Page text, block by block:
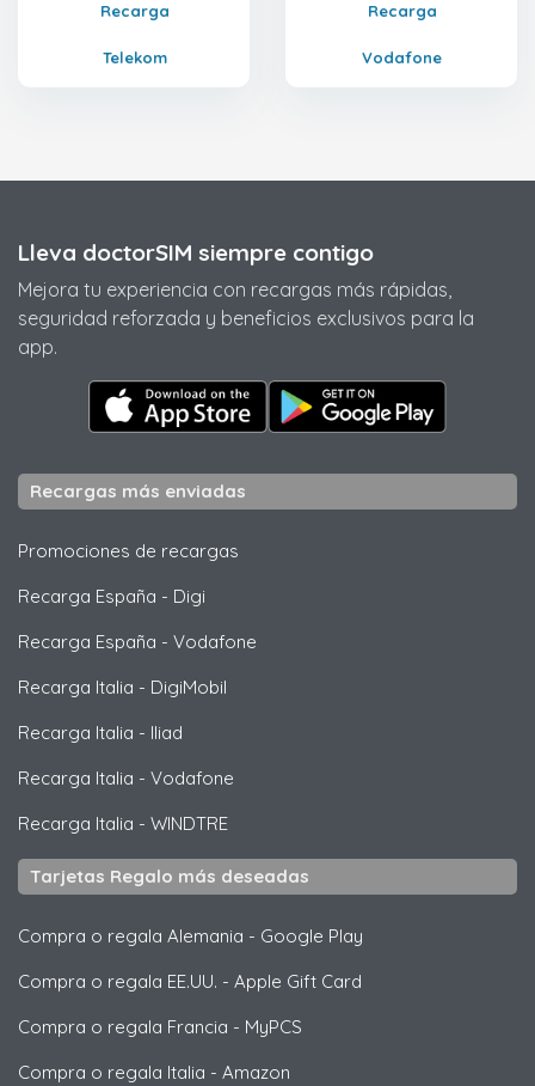
Recarga
Telekom
Recarga
Vodafone
Lleva doctorSIM siempre contigo
Mejora tu experiencia con recargas más rápidas,
seguridad reforzada y beneficios exclusivos para la
app.
Recargas más enviadas
Promociones de recargas
Recarga España - Digi
Recarga España - Vodafone
Recarga Italia - DigiMobil
Recarga Italia - Iliad
Recarga Italia - Vodafone
Recarga Italia - WINDTRE
Tarjetas Regalo más deseadas
Compra o regala Alemania - Google Play
Compra o regala EE.UU. - Apple Gift Card
Compra o regala Francia - MyPCS
Compra o regala Italia - Amazon